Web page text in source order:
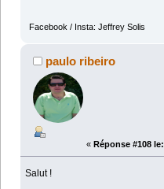
Facebook / Insta: Jeffrey Solis
paulo ribeiro
« Réponse #108 le:
Salut !